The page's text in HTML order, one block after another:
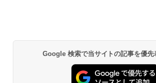
Google 検索で当サイトの記事を優先